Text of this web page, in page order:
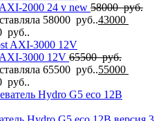
2000 24 v new 58000руб.
58000 руб..43000
руб..
3000 12V 65500руб.
65500 руб..55000
руб..